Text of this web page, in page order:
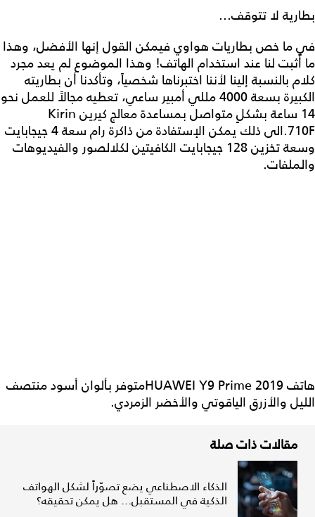
بطارية لا تتوقف...
في ما خص بطاريات هواوي فيمكن القول إنها الأفضل، وهذا
ما أُثبت لنا عند استخدام الهاتف! وهذا الموضوع لم يعد مجرد
كلام بالنسبة إلينا لأننا اختبرناها شخصياً، وتأكدنا أن بطاريته
الكبيرة بسعة 4000 مللي أمبير ساعي، تعطيه مجالاً للعمل نحو
14 ساعة بشكلٍ متواصل بمساعدة معالج كيرين Kirin
710F.الى ذلك يمكن الإستفادة من ذاكرة رام سعة 4 جيجابايت
وسعة تخزين 128 جيجابايت الكافيتين لكلالصور والفيديوهات
والملفات.
هاتف HUAWEI Y9 Prime 2019متوفر بألوان أسود منتصف
الليل والأزرق الياقوتي والأخضر الزمردي.
مقالات ذات صلة
الذكاء الاصطناعي يضع تصوّراً لشكل الهواتف
الذكية في المستقبل... هل يمكن تحقيقه؟